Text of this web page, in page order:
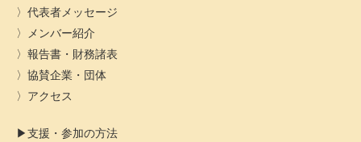
代表者メッセージ
メンバー紹介
報告書・財務諸表
協賛企業・団体
アクセス
支援・参加の方法